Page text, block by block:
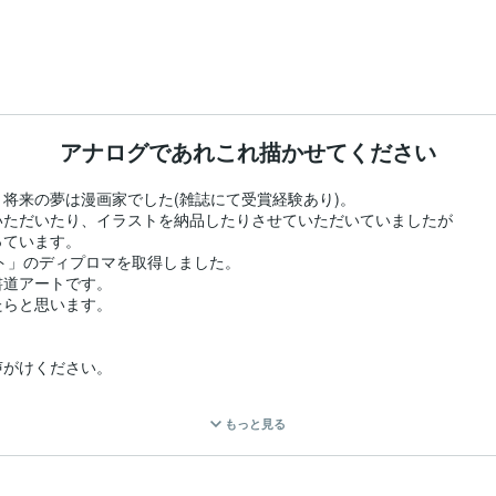
アナログであれこれ描かせてください
来の夢は漫画家でした(雑誌にて受賞経験あり)。
だいたり、イラストを納品したりさせていただいていましたが
います。
のディプロマを取得しました。
アートです。
と思います。
けください。
「こんなの描いてほしいのだけど」といった感じでご相談ください
いた上で、お見積りを送らせていただきます。
もっと見る